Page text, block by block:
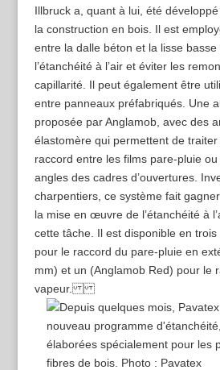
Illbruck a, quant à lui, été
la construction en bois. Il est
entre la dalle béton et la lisse
l’étanchéité à l’air et éviter les
capillarité. Il peut également être
entre panneaux préfabriqués. Une
proposée par Anglamob, avec des
élastomère qui permettent de
raccord entre les films pare-­pluie
angles des cadres d’ouvertures.
charpentiers, ce système fait
la mise en œuvre de l’étanchéité à
cette tâche. Il est disponible en
pour le raccord du pare-­pluie en
mm) et un (Anglamob Red) pour le
vapeur.